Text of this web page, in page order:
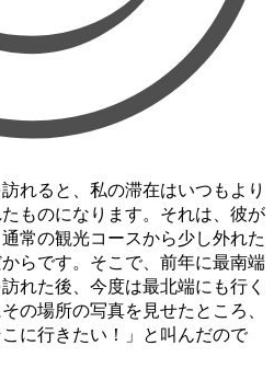
れると、私の滞在はいつもより
ものになります。それは、彼が
常の観光コースから少し外れた
らです。そこで、前年に最南端
れた後、今度は最北端にも行く
の場所の写真を見せたところ、
に行きたい！」と叫んだので